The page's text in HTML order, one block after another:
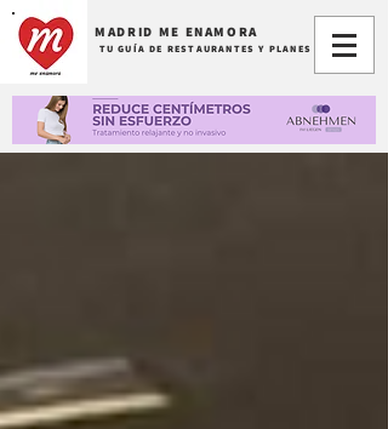
MADRID ME ENAMORA
TU GUÍA DE RESTAURANTES Y PLANES